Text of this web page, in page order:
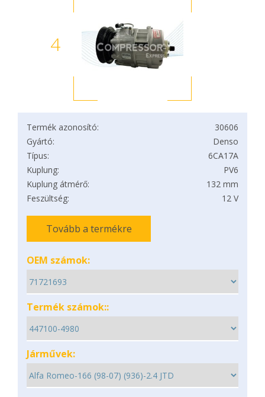
4
Termék azonosító:
30606
Gyártó:
Denso
Típus:
6CA17A
Kuplung:
PV6
Kuplung átmérő:
132 mm
Feszültség:
12 V
Tovább a termékre
OEM számok:
Termék számok::
Járművek: